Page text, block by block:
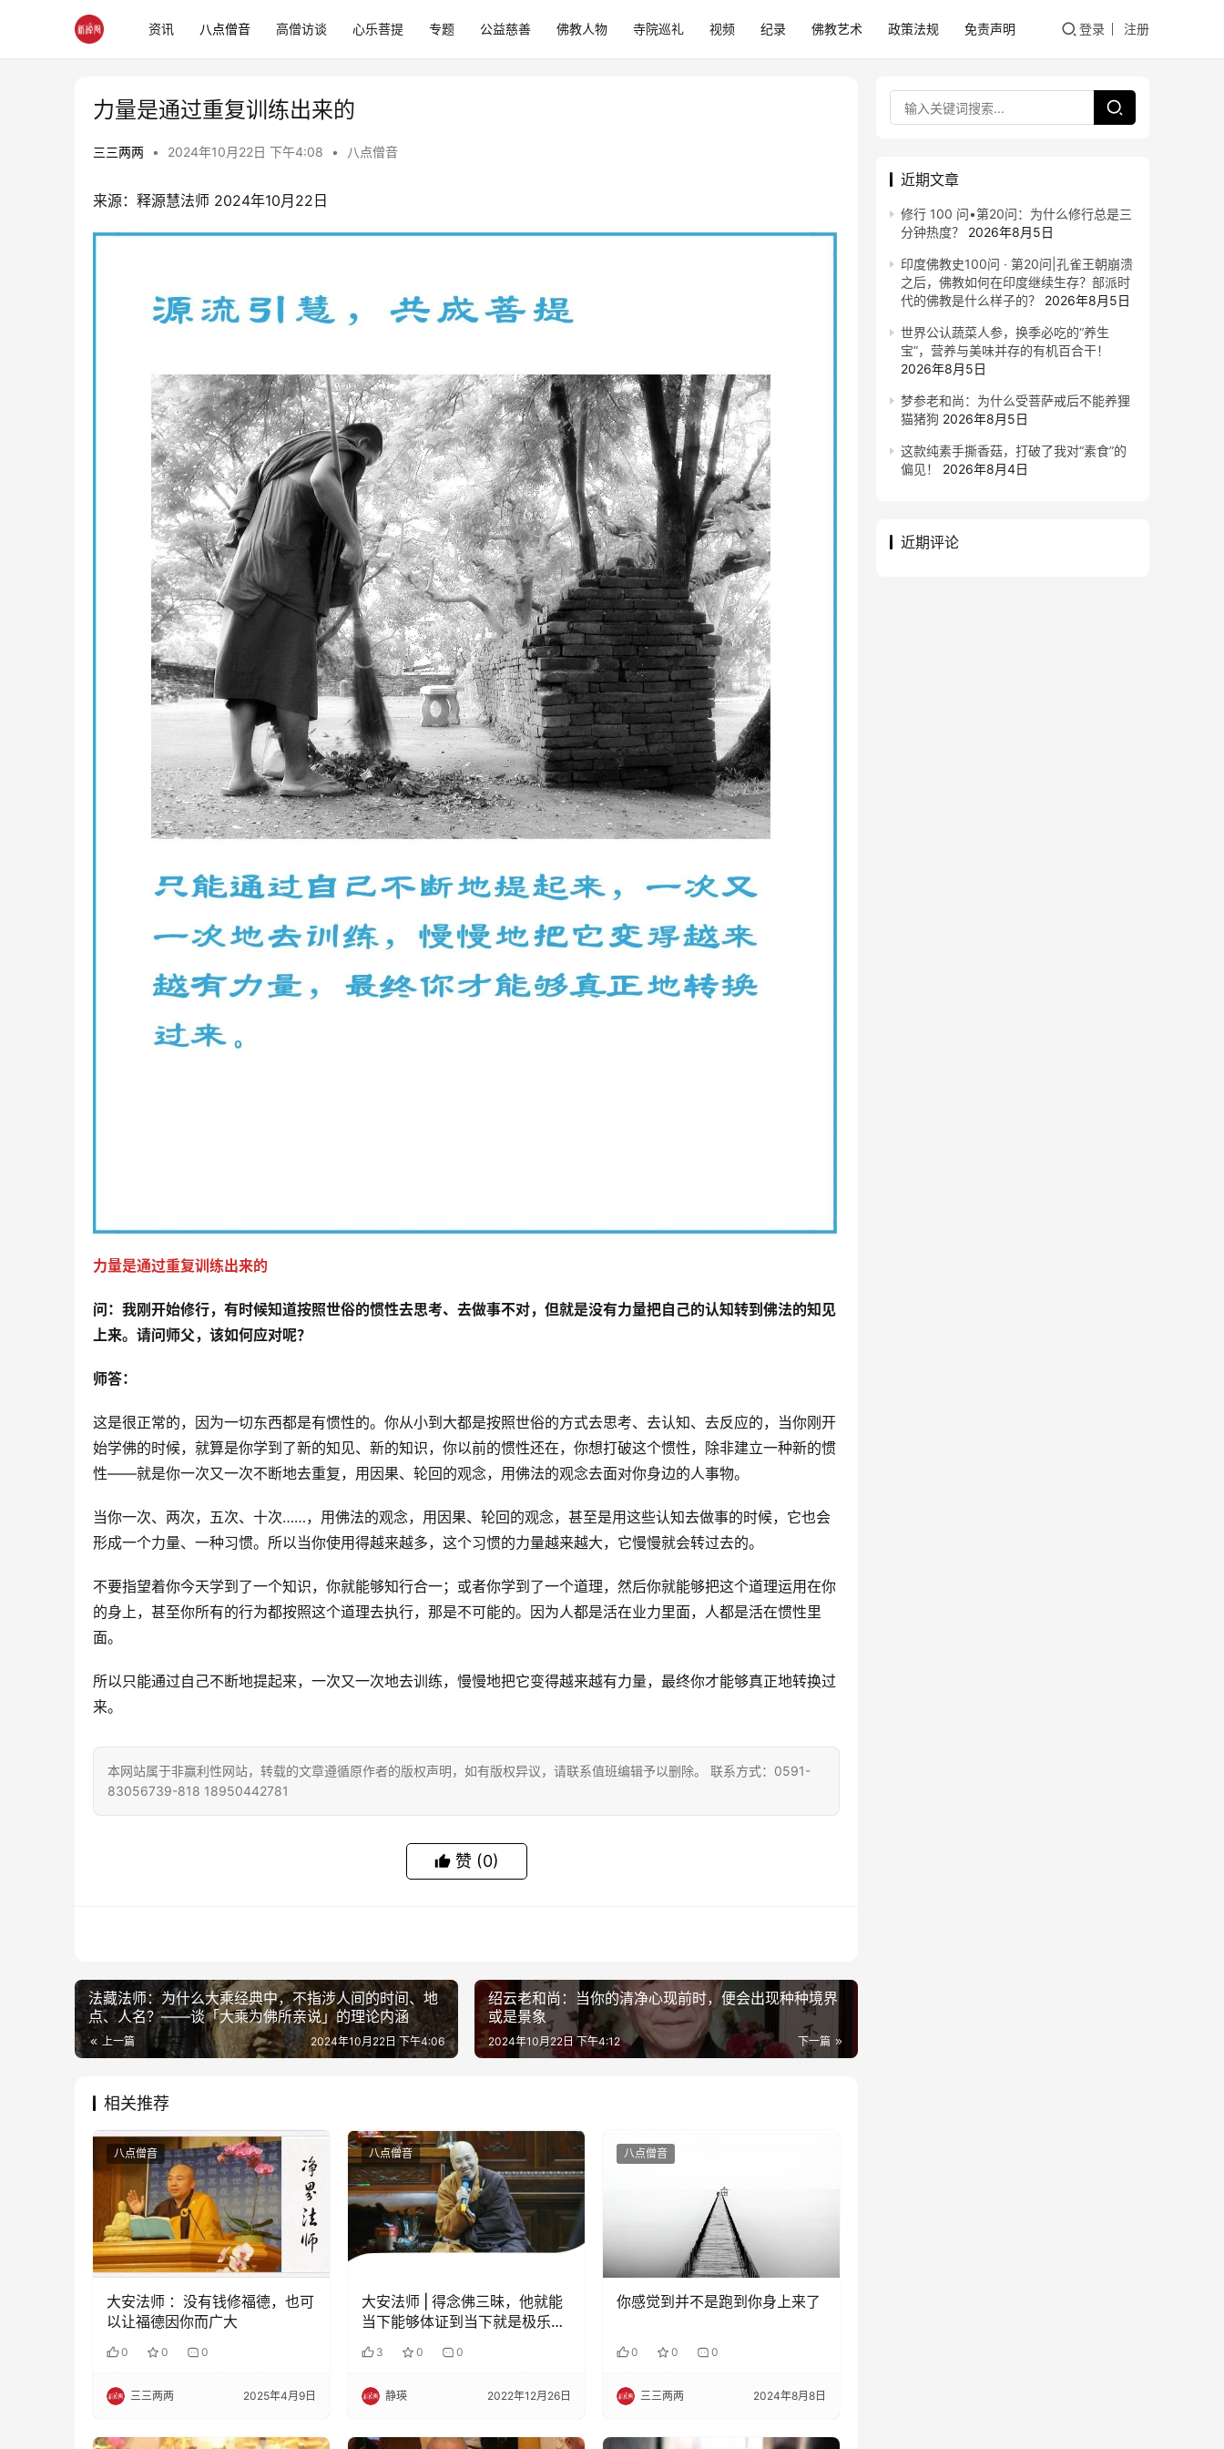
资讯 八点僧音 高僧访谈 心乐菩提 专题 公益慈善 佛教人物 寺院巡礼 视频 纪录 佛教艺术 政策法规 免责声明 登录 注册
力量是通过重复训练出来的
三三两两 • 2024年10月22日 下午4:08 • 八点僧音
来源：释源慧法师 2024年10月22日
力量是通过重复训练出来的
问： 我刚开始修行，有时候知道按照世俗的惯性去思考、去做事不对，但就是没有力量把自己的认知转到佛法的知见
上来。请问师父，该如何应对呢？
师答：
这是很正常的，因为一切东西都是有惯性的。你从小到大都是按照世俗的方式去思考、去认知、去反应的，当你刚开
始学佛的时候，就算是你学到了新的知见、新的知识，你以前的惯性还在，你想打破这个惯性，除非建立一种新的惯
性——就是你一次又一次不断地去重复，用因果、轮回的观念，用佛法的观念去面对你身边的人事物。
当你一次、两次，五次、十次……，用佛法的观念，用因果、轮回的观念，甚至是用这些认知去做事的时候，它也会
形成一个力量、一种习惯。所以当你使用得越来越多，这个习惯的力量越来越大，它慢慢就会转过去的。
不要指望着你今天学到了一个知识，你就能够知行合一；或者你学到了一个道理，然后你就能够把这个道理运用在你
的身上，甚至你所有的行为都按照这个道理去执行，那是不可能的。因为人都是活在业力里面，人都是活在惯性里
面。
所以只能通过自己不断地提起来，一次又一次地去训练，慢慢地把它变得越来越有力量，最终你才能够真正地转换过
来。
本网站属于非赢利性网站，转载的文章遵循原作者的版权声明，如有版权异议，请联系值班编辑予以删除。 联系方式：0591-
83056739-818 18950442781
赞 (0)
法藏法师：为什么大乘经典中，不指涉人间的时间、地
点、人名？——谈「大乘为佛所亲说」的理论内涵
上一篇 2024年10月22日 下午4:06
绍云老和尚：当你的清净心现前时，便会出现种种境界
或是景象
下一篇
2024年10月22日 下午4:12
相关推荐
八点僧音
大安法师 ：没有钱修福德，也可
以让福德因你而广大
0 0 0
三三两两 2025年4月9日
八点僧音
大安法师 | 得念佛三昧，他就能
当下能够体证到当下就是极乐世
界
3 0 0
静瑛 2022年12月26日
八点僧音
你感觉到并不是跑到你身上来了
0 0 0
三三两两 2024年8月8日
近期文章
修行 100 问•第20问：为什么修行总是三
分钟热度？
2026年8月5日
印度佛教史100问 · 第20问|孔雀王朝崩溃
之后，佛教如何在印度继续生存？部派时
代的佛教是什么样子的？
2026年8月5日
世界公认蔬菜人参，换季必吃的“养生
宝”，营养与美味并存的有机百合干！
2026年8月5日
梦参老和尚：为什么受菩萨戒后不能养狸
猫猪狗 2026年8月5日
这款纯素手撕香菇，打破了我对“素食”的
偏见！
2026年8月4日
近期评论